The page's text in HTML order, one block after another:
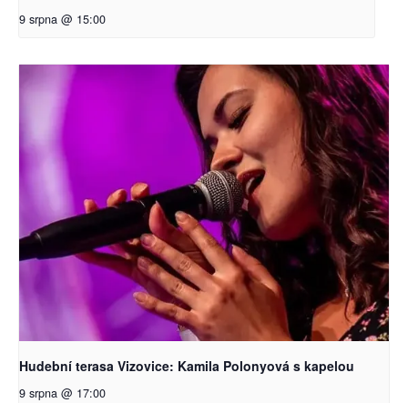
9 srpna @ 15:00
Hudební terasa Vizovice: Kamila Polonyová s kapelou
9 srpna @ 17:00